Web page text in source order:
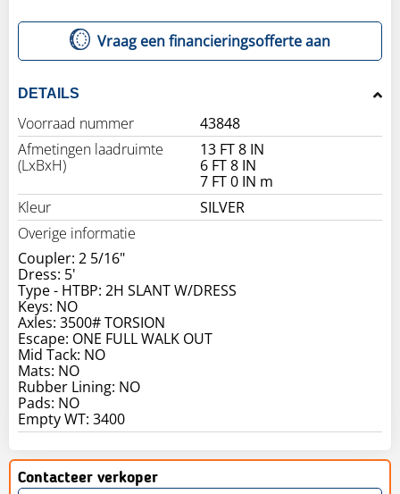
Vraag een financieringsofferte aan
DETAILS
Voorraad nummer
43848
Afmetingen laadruimte
(LxBxH)
13 FT 8 IN
6 FT 8 IN
7 FT 0 IN m
Kleur
SILVER
Overige informatie
Coupler: 2 5/16"
Dress: 5'
Type - HTBP: 2H SLANT W/DRESS
Keys: NO
Axles: 3500# TORSION
Escape: ONE FULL WALK OUT
Mid Tack: NO
Mats: NO
Rubber Lining: NO
Pads: NO
Contacteer verkoper